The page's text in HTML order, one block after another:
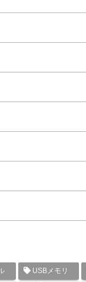
USBメモリ